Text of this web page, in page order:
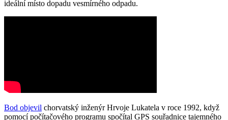
ideální místo dopadu vesmírného odpadu.
Bod objevil chorvatský inženýr Hrvoje Lukatela v roce 1992, když
pomocí počítačového programu spočítal GPS souřadnice tajemného